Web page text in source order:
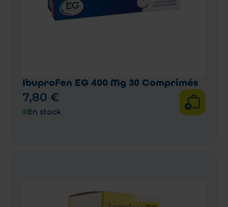
Ibuprofen EG 400 Mg 30 Comprimés
7,80 €
En stock